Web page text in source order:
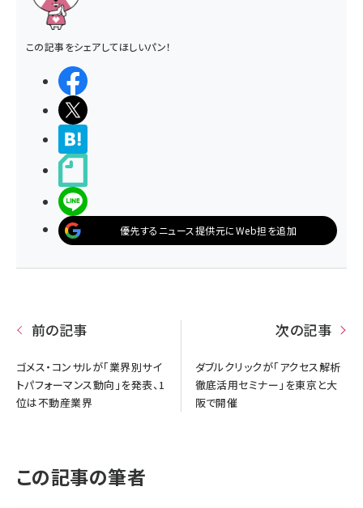
この記事をシェアしてほしいパン！
優先するニュース提供元にWeb担を追加
前の記事
ゴメス・コンサルが「業界別サイ
トパフォーマンス動向」を発表、1
位は不動産業界
次の記事
ダブルクリックが「アクセス解析
徹底活用セミナー」を東京と大
阪で開催
この記事の筆者